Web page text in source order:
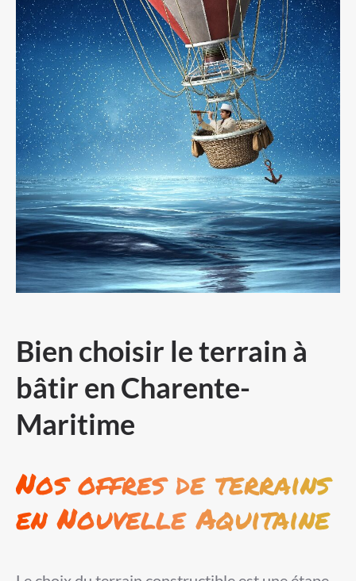
Bien choisir le terrain à
bâtir en Charente-
Maritime
Nos offres de terrains
en Nouvelle Aquitaine